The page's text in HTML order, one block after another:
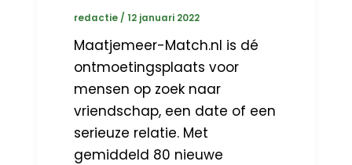
redactie /12 januari 2022
Maatjemeer-Match.nl is dé
ontmoetingsplaats voor
mensen op zoek naar
vriendschap, een date of een
serieuze relatie. Met
gemiddeld 80 nieuwe